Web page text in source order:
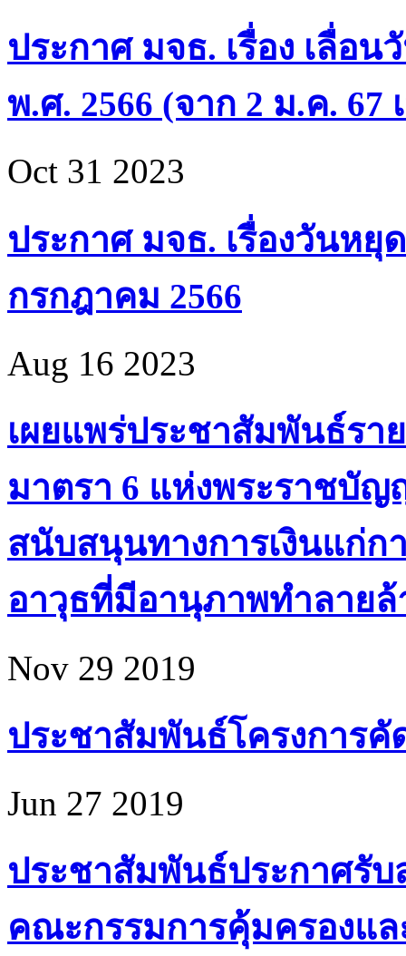
ประกาศ มจธ. เรื่อง เลื่อ
พ.ศ. 2566 (จาก 2 ม.ค. 67
Oct 31 2023
ประกาศ มจธ. เรื่องวันหยุ
กรกฎาคม 2566
Aug 16 2023
เผยแพร่ประชาสัมพันธ์ร
มาตรา 6 แห่งพระราชบั
สนับสนุนทางการเงินแก่ก
อาวุธที่มีอานุภาพทำลายล้
Nov 29 2019
ประชาสัมพันธ์โครงการคั
Jun 27 2019
ประชาสัมพันธ์ประกาศรั
คณะกรรมการคุ้มครองแ